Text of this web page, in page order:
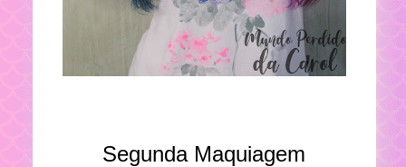
Segunda Maquiagem